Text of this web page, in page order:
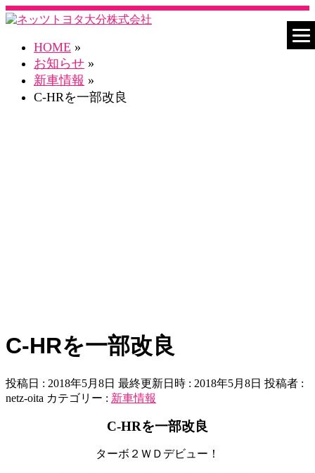
HOME »
お知らせ »
新車情報 »
C-HRを一部改良
C-HRを一部改良
投稿日 : 2018年5月8日 最終更新日時 : 2018年5月8日 投稿者 :
netz-oita カテゴリー : 新車情報
C-HRを一部改良
ターボ２ＷＤデビュー！